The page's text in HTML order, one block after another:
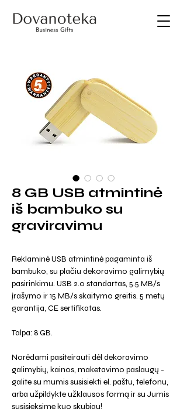
8 GB USB atmintinė
iš bambuko su
graviravimu
Reklaminė USB atmintinė pagaminta iš
bambuko, su plačiu dekoravimo galimybių
pasirinkimu. USB 2.0 standartas, 5.5 MB/s
įrašymo ir 15 MB/s skaitymo greitis. 5 metų
garantija, CE sertifikatas.
Talpa: 8 GB.
Norėdami pasiteirauti dėl dekoravimo
galimybių, kainos, maketavimo paslaugų -
galite su mumis susisiekti el. paštu, telefonu,
arba užpildykte užklausos formą ir su Jumis
susisieksime kuo skubiau!